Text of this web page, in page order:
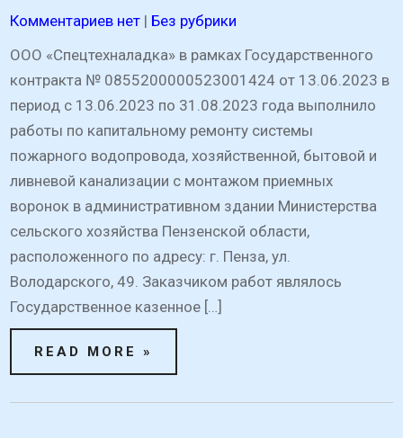
Комментариев нет | Без рубрики
ООО «Спецтехналадка» в рамках Государственного
контракта № 0855200000523001424 от 13.06.2023 в
период с 13.06.2023 по 31.08.2023 года выполнило
работы по капитальному ремонту системы
пожарного водопровода, хозяйственной, бытовой и
ливневой канализации с монтажом приемных
воронок в административном здании Министерства
сельского хозяйства Пензенской области,
расположенного по адресу: г. Пенза, ул.
Володарского, 49. Заказчиком работ являлось
Государственное казенное […]
READ MORE »